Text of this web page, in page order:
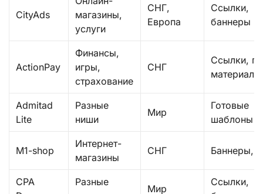
CityAds
магазины,
услуги
СНГ,
Европа
Ссылки,
баннеры
ActionPay
Финансы,
игры,
страхование
СНГ
Ссылки,
материалы
Admitad
Lite
Разные
ниши
Мир
Готовые
шаблоны
M1-shop
Интернет-
магазины
СНГ Баннеры,
CPA
Разные
Мир
Ссылки,